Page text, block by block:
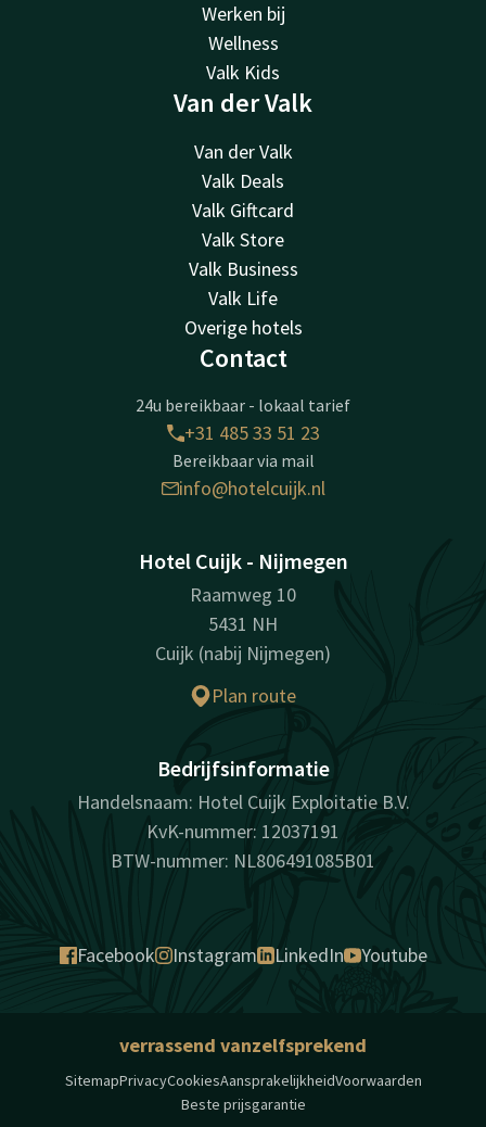
Werken bij
Wellness
Valk Kids
Van der Valk
Van der Valk
Valk Deals
Valk Giftcard
Valk Store
Valk Business
Valk Life
Overige hotels
Contact
24u bereikbaar - lokaal tarief
+31 485 33 51 23
Bereikbaar via mail
info@hotelcuijk.nl
Hotel Cuijk - Nijmegen
Raamweg 10
5431 NH
Cuijk (nabij Nijmegen)
Plan route
Bedrijfsinformatie
Handelsnaam: Hotel Cuijk Exploitatie B.V.
KvK-nummer: 12037191
BTW-nummer: NL806491085B01
Facebook Instagram LinkedIn Youtube
verrassend vanzelfsprekend
SitemapPrivacyCookiesAansprakelijkheidVoorwaarden
Beste prijsgarantie